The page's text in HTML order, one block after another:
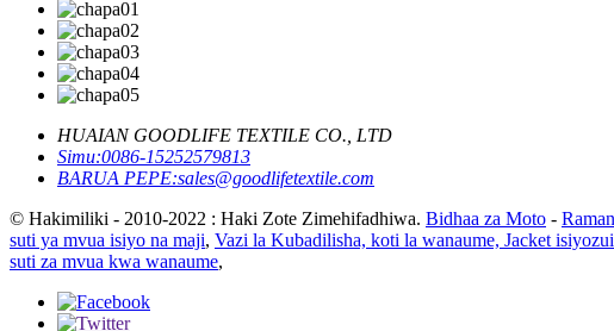
HUAIAN GOODLIFE TEXTILE CO., LTD
Simu:0086-15252579813
BARUA PEPE:sales@goodlifetextile.com
© Hakimiliki - 2010-2022 : Haki Zote Zimehifadhiwa. Bidhaa za Moto -
suti ya mvua isiyo na maji, Vazi la Kubadilisha, koti la wanaume, Jacket
suti za mvua kwa wanaume,